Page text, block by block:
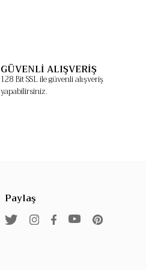
GÜVENLİ ALIŞVERİŞ
128 Bit SSL ile güvenli alışveriş
yapabilirsiniz.
Paylaş